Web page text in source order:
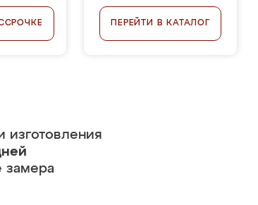
ПЕРЕЙТИ В КАТАЛОГ
изготовления
замера